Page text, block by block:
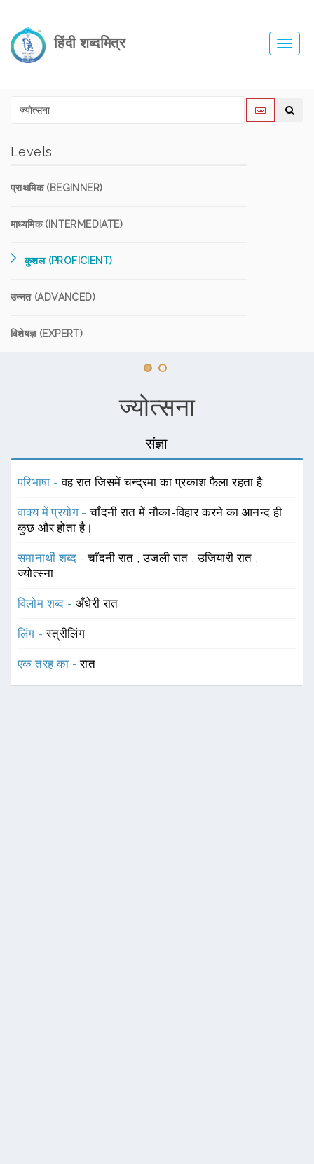
हिंदी शब्दमित्र
Levels
प्राथमिक (BEGINNER)
माध्यमिक (INTERMEDIATE)
कुशल (PROFICIENT)
उन्नत (ADVANCED)
विशेषज्ञ (EXPERT)
ज्योत्सना
संज्ञा
परिभाषा -वह रात जिसमें चन्द्रमा का प्रकाश फैला रहता है
वाक्य में प्रयोग -चाँदनी रात में नौका-विहार करने का आनन्द ही
कुछ और होता है।
समानार्थी शब्द -चाँदनी रात ,उजली रात ,उजियारी रात ,
ज्योत्स्ना
विलोम शब्द - अँधेरी रात
लिंग -स्त्रीलिंग
एक तरह का -रात